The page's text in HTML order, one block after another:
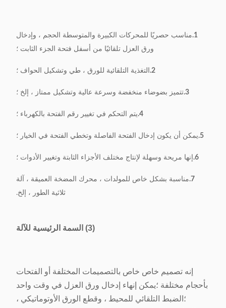
وزن
(L) 1100 * (W) 900 * (H)
1500 مم
1. مناسب حصريًا للمحركات الكبيرة والمتوسطة الحجم ، وإدخال
ورق العزل تلقائيًا من أسفل فتحة الجزء الثابت ؛
2. التغذية التلقائية للورق ، طي وتشكيل الحواف ؛
3. تتميز بضوضاء منخفضة وسرعة عالية وتشكيل ممتاز ، إلخ ؛
4. يتم التحكم في تغيير رقم الفتحة بالكهرباء ؛
5. يمكن أن يكون إدخال الفتحة الفاصلة وتخطي الفتحة في الخيار ؛
6. إنها مريحة وسهلة لإنتاج مختلف الأجزاء الثابتة وتغيير الأدوات ؛
7. مناسبة بشكل خاص للمولدات ، محرك المضخة العميقة ، آلة
ثلاثية الطور ، إلخ.
(3) السمة الرئيسية للآلة
إنه تصميم خاص خاص بالتصميمات المختلفة أو الفتحات
بأحجام مختلفة ؛يمكن إنهاء إدخال ورق العزل في وقت واحد
؛الضبط التلقائي للمحيط ، وقطع الورق الأوتوماتيكي ،